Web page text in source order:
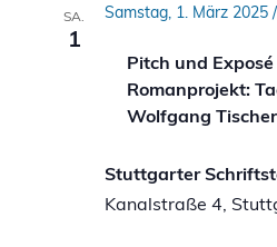
SA.
1
Pitch und
Romanprojekt:
Wolfgang Tischer
Samstag, 1. März 2025
Stuttgarter
Kanalstraße 4,